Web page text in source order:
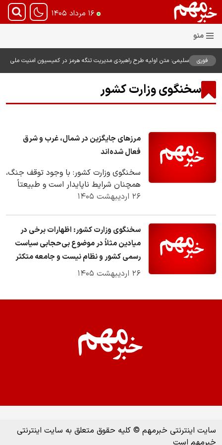
۱۶ مرداد ۱۴۰۵
فوری
سلیمی: متن اولیه طرح راهبردی مدیریت تنگه هرمز در کمیسیون امنیت ملی
سخنگوی وزارت کشور
مرزهای جایگزین در شمال، غرب و شرق
فعال شده‌اند
سخنگوی وزارت کشور: با وجود توقف جنگ،
همچنان شرایط ناپایدار است و طبیعتاً
کشور در وضعیت جنگی قرار دارد.
۲۶ اردیبهشت ۱۴۰۵
سخنگوی وزارت کشور: اظهارات برخی در
میادین مثلاً در موضوع بی‌حجابی سیاست
رسمی کشور و نظام نیست و جامعه متکثر
است
۲۶ اردیبهشت ۱۴۰۵
سایت اینترنتی خبرمهم © کلیه حقوق متعلق به سایت اینترنتی